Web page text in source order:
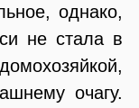
однако,
не стала в
очагу.